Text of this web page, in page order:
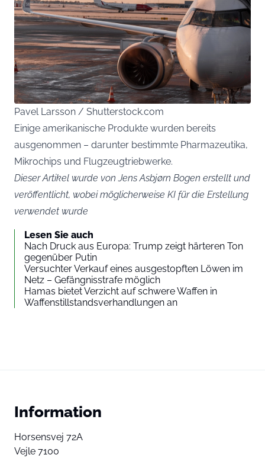
Pavel Larsson / Shutterstock.com
Einige amerikanische Produkte wurden bereits
ausgenommen – darunter bestimmte Pharmazeutika,
Mikrochips und Flugzeugtriebwerke.
Dieser Artikel wurde von Jens Asbjørn Bogen erstellt und
veröffentlicht, wobei möglicherweise KI für die Erstellung
verwendet wurde
Lesen Sie auch
Nach Druck aus Europa: Trump zeigt härteren Ton
gegenüber Putin
Versuchter Verkauf eines ausgestopften Löwen im
Netz – Gefängnisstrafe möglich
Hamas bietet Verzicht auf schwere Waffen in
Waffenstillstandsverhandlungen an
Information
Horsensvej 72A
Vejle 7100